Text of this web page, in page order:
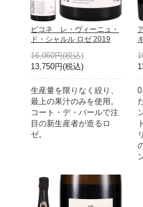
ピコネ レ・ヴィーニュ・
ド・シャルル ロゼ 2019
16,060円(税込)
13,750円(税込)
生産量を限りなく絞り、
最上の果汁のみを使用。
コート・デ・バールで注
目の新生産者が造るロ
ゼ。